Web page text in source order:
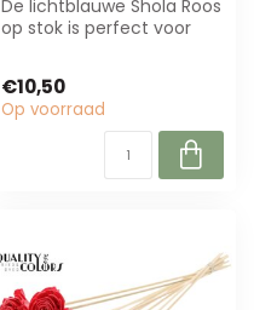
De lichtblauwe Shola Roos
op stok is perfect voor
€10,50
Op voorraad